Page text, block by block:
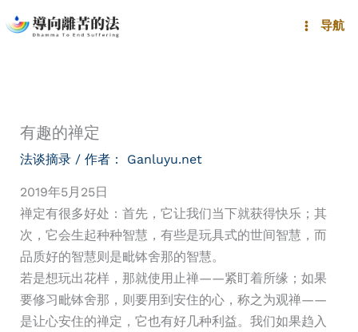
至
导航
有趣的禅定
法谈摘录/ 作者： Ganluyu.net
2019年5月25日
禅定有很多好处：首先，它让我们当下就获得快乐；其
次，它会生起种种智慧，有些是玩具式的世间智慧，而
品质好的智慧则是毗钵舍那的智慧。
若是想玩出花样，那就使用止禅——紧盯着所缘；如果
要修习毗钵舍那，则要用到安住的心，称之为观禅——
是让心安住的禅定，它也有好几种利益。我们如果趋入